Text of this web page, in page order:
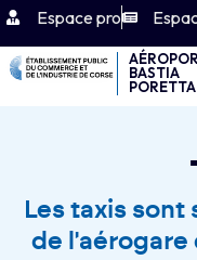
Espace pro
BASTIA
PORETTA
Les taxis
de l'aérogare